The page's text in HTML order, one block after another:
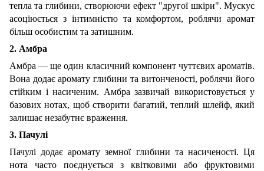
тепла та глибини, створюючи ефект "другої шкіри". Мускус
асоціюється з інтимністю та комфортом, роблячи аромат
більш особистим та затишним.
2. Амбра
Амбра — ще один класичний компонент чуттєвих ароматів.
Вона додає аромату глибини та витонченості, роблячи його
стійким і насиченим. Амбра зазвичай використовується у
базових нотах, щоб створити багатий, теплий шлейф, який
залишає незабутнє враження.
3. Пачулі
Пачулі додає аромату земної глибини та насиченості. Ця
нота часто поєднується з квітковими або фруктовими